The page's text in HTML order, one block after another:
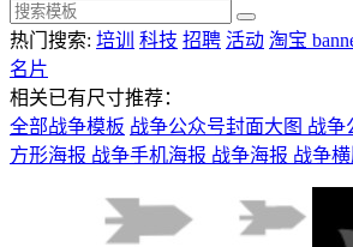
热门搜索: 培训 科技 招聘 活动 淘宝
名片
相关已有尺寸推荐：
全部战争模板 战争公众号封面大图 战争
方形海报 战争手机海报 战争海报 战争